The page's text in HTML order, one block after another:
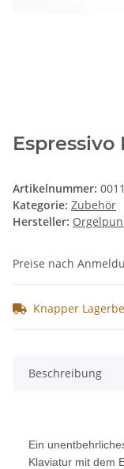
Artikelnummer:
Kategorie: Zubehör
Hersteller:
Preise nach
Knapper
Beschreibung
Ein
Klaviatur mit dem